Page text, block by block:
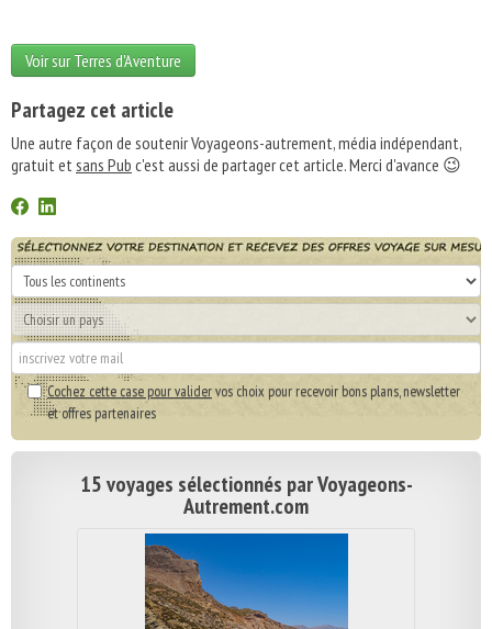
Voir sur Terres d'Aventure
Partagez cet article
Une autre façon de soutenir Voyageons-autrement, média indépendant,
gratuit etsans Pub c'est aussi de partager cet article. Merci d'avance 😉
Cochez cette case pour validervos choix pour recevoir bons plans, newsletter
et offres partenaires
15 voyages sélectionnés par Voyageons-
Autrement.com